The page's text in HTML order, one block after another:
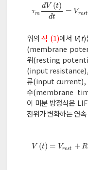
τm
dV (t)
dt
= Vrest
τmdVtdt=
위의식 (1)에서 V(t)
(membrane
위(resting
(input resistance),
류(input current),
수(membrane
이 미분 방정식은
전위가 변화하는 연
V (t) = Vrest + R
Vt= Vre